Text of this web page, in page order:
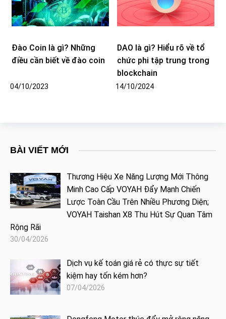
Đào Coin là gì? Những
điều cần biết về đào coin
04/10/2023
DAO là gì? Hiểu rõ về tổ
chức phi tập trung trong
blockchain
14/10/2024
BÀI VIẾT MỚI
Thương Hiệu Xe Năng Lượng Mới Thông
Minh Cao Cấp VOYAH Đẩy Mạnh Chiến
Lược Toàn Cầu Trên Nhiều Phương Diện;
VOYAH Taishan X8 Thu Hút Sự Quan Tâm
Rộng Rãi
30/04/2026
Dịch vụ kế toán giá rẻ có thực sự tiết
kiệm hay tốn kém hơn?
07/04/2026